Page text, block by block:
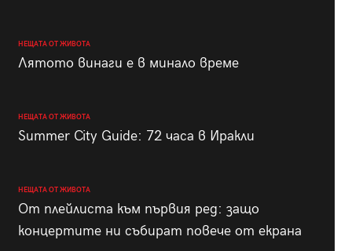
НЕЩАТА ОТ ЖИВОТА
Лятото винаги е в минало време
НЕЩАТА ОТ ЖИВОТА
Summer City Guide: 72 часа в Иракли
НЕЩАТА ОТ ЖИВОТА
От плейлиста към първия ред: защо
концертите ни събират повече от екрана